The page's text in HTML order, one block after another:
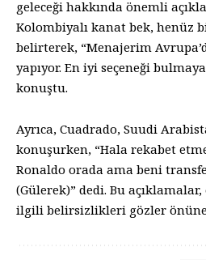
geleceği hakkında önemli
Kolombiyalı kanat bek, henüz
belirterek, “Menajerim
yapıyor. En iyi seçeneği
konuştu.
Ayrıca, Cuadrado, Suudi
konuşurken, “Hala rekabet
Ronaldo orada ama beni
(Gülerek)” dedi. Bu
ilgili belirsizlikleri gözler